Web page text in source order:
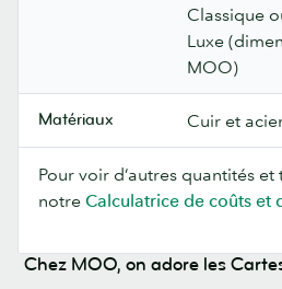
Classique
Luxe
MOO)
Matériaux Cuir et
Pour voir d’autres quantités
notre Calculatrice de coûts et
Chez MOO, on adore les